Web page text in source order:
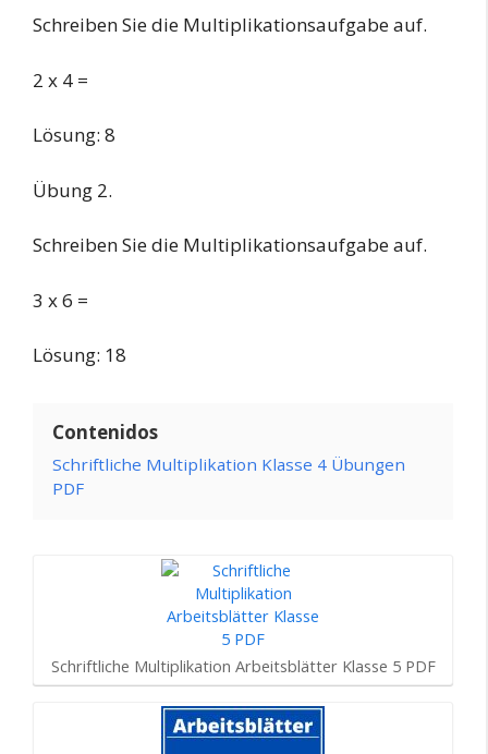
Schreiben Sie die Multiplikationsaufgabe auf.
2 x 4 =
Lösung: 8
Übung 2.
Schreiben Sie die Multiplikationsaufgabe auf.
3 x 6 =
Lösung: 18
Contenidos
Schriftliche Multiplikation Klasse 4 Übungen
PDF
Schriftliche Multiplikation Arbeitsblätter Klasse 5 PDF